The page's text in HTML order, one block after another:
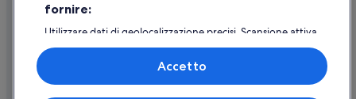
Utilizzare un coupon Expedia
Documenti per i viaggi internazionali
fornire:
Utilizzare dati di geolocalizzazione precisi. Scansione attiva
delle caratteristiche del dispositivo ai fini
dell’identificazione. Archiviare informazioni su dispositivo
e/o accedervi. Pubblicità e contenuti personalizzati,
misurazione delle prestazioni dei contenuti e degli
Accetto